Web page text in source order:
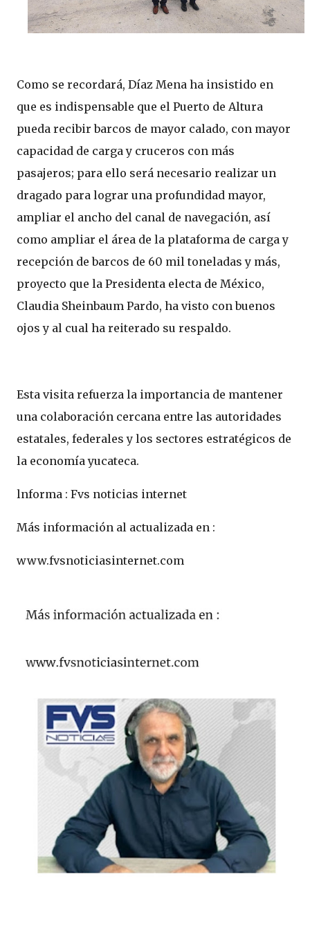
Como se recordará, Díaz Mena ha insistido en
que es indispensable que el Puerto de Altura
pueda recibir barcos de mayor calado, con mayor
capacidad de carga y cruceros con más
pasajeros; para ello será necesario realizar un
dragado para lograr una profundidad mayor,
ampliar el ancho del canal de navegación, así
como ampliar el área de la plataforma de carga y
recepción de barcos de 60 mil toneladas y más,
proyecto que la Presidenta electa de México,
Claudia Sheinbaum Pardo, ha visto con buenos
ojos y al cual ha reiterado su respaldo.
Esta visita refuerza la importancia de mantener
una colaboración cercana entre las autoridades
estatales, federales y los sectores estratégicos de
la economía yucateca.
lnforma : Fvs noticias internet
Más información al actualizada en :
www.fvsnoticiasinternet.com